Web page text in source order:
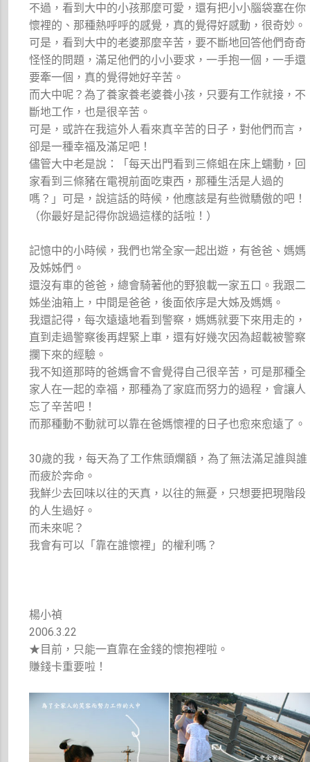
不過，看到大中的小孩那麼可愛，還有把小小腦袋塞在你
懷裡的、那種熱呼呼的感覺，真的覺得好感動，很奇妙。
可是，看到大中的老婆那麼辛苦，要不斷地回答他們奇奇
怪怪的問題，滿足他們的小小要求，一手抱一個，一手還
要牽一個，真的覺得她好辛苦。
而大中呢？為了養家養老婆養小孩，只要有工作就接，不
斷地工作，也是很辛苦。
可是，或許在我這外人看來真辛苦的日子，對他們而言，
卻是一種幸福及滿足吧！
儘管大中老是說：「每天出門看到三條蛆在床上蠕動，回
家看到三條豬在電視前面吃東西，那種生活是人過的
嗎？」可是，說這話的時候，他應該是有些微驕傲的吧！
（你最好是記得你說過這樣的話啦！）
記憶中的小時候，我們也常全家一起出遊，有爸爸、媽媽
及姊姊們。
還沒有車的爸爸，總會騎著他的野狼載一家五口。我跟二
姊坐油箱上，中間是爸爸，後面依序是大姊及媽媽。
我還記得，每次遠遠地看到警察，媽媽就要下來用走的，
直到走過警察後再趕緊上車，還有好幾次因為超載被警察
攔下來的經驗。
我不知道那時的爸媽會不會覺得自己很辛苦，可是那種全
家人在一起的幸福，那種為了家庭而努力的過程，會讓人
忘了辛苦吧！
而那種動不動就可以靠在爸媽懷裡的日子也愈來愈遠了。
30歲的我，每天為了工作焦頭爛額，為了無法滿足誰與誰
而疲於奔命。
我鮮少去回味以往的天真，以往的無憂，只想要把現階段
的人生過好。
而未來呢？
我會有可以「靠在誰懷裡」的權利嗎？
楊小禎
2006.3.22
★目前，只能一直靠在金錢的懷抱裡啦。
賺錢卡重要啦！